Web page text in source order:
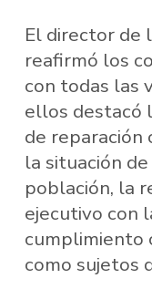
El director de
reafirmó los
con todas las
ellos destacó
de reparación
la situación
población, la
ejecutivo con
cumplimiento
como sujetos